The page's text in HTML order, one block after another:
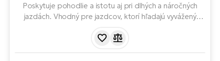
Poskytuje pohodlie a istotu aj pri dlhých a náročných
jazdách. Vhodný pre jazdcov, ktorí hľadajú vyvážený
ovládateľnosťou. Vybavený motorom Panasonic GX